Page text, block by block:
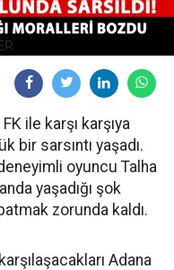
ile karşı karşıya
bir sarsıntı yaşadı.
oyuncu Talha
yaşadığı şok
zorunda kaldı.
Adana